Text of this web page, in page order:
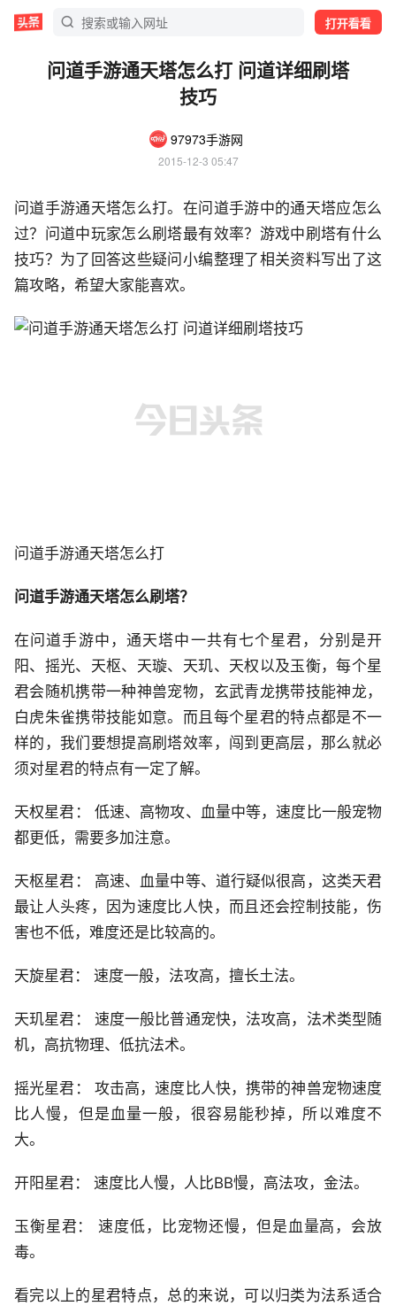
打开看看
问道手游通天塔怎么打 问道详细刷塔
技巧
97973手游网
2015-12-3 05:47
问道手游通天塔怎么打。在问道手游中的通天塔应怎么
过？问道中玩家怎么刷塔最有效率？游戏中刷塔有什么
技巧？为了回答这些疑问小编整理了相关资料写出了这
篇攻略，希望大家能喜欢。
问道手游通天塔怎么打
问道手游通天塔怎么刷塔？
在问道手游中，通天塔中一共有七个星君，分别是开
阳、摇光、天枢、天璇、天玑、天权以及玉衡，每个星
君会随机携带一种神兽宠物，玄武青龙携带技能神龙，
白虎朱雀携带技能如意。而且每个星君的特点都是不一
样的，我们要想提高刷塔效率，闯到更高层，那么就必
须对星君的特点有一定了解。
天权星君： 低速、高物攻、血量中等，速度比一般宠物
都更低，需要多加注意。
天枢星君： 高速、血量中等、道行疑似很高，这类天君
最让人头疼，因为速度比人快，而且还会控制技能，伤
害也不低，难度还是比较高的。
天旋星君： 速度一般，法攻高，擅长土法。
天玑星君： 速度一般比普通宠快，法攻高，法术类型随
机，高抗物理、低抗法术。
摇光星君： 攻击高，速度比人快，携带的神兽宠物速度
比人慢，但是血量一般，很容易能秒掉，所以难度不
大。
开阳星君： 速度比人慢，人比BB慢，高法攻，金法。
玉衡星君： 速度低，比宠物还慢，但是血量高，会放
毒。
看完以上的星君特点，总的来说，可以归类为法系适合